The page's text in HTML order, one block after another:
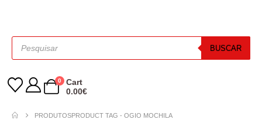
BUSCAR
0
Cart
0.00€
PRODUTOSPRODUCT TAG -OGIO MOCHILA